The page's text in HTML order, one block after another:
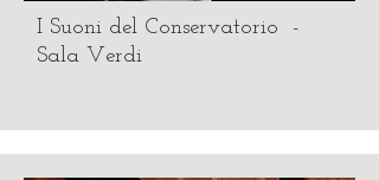
I Suoni del Conservatorio -
Sala Verdi